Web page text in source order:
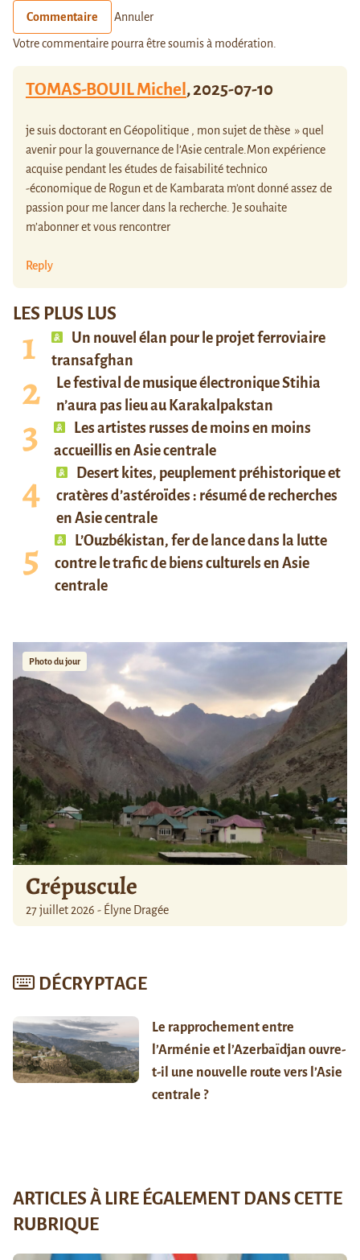
LES PLUS LUS
Un nouvel élan pour le projet ferroviaire
transafghan
Le festival de musique électronique Stihia
n’aura pas lieu au Karakalpakstan
Les artistes russes de moins en moins
accueillis en Asie centrale
Desert kites, peuplement préhistorique et
cratères d’astéroïdes : résumé de recherches
en Asie centrale
L’Ouzbékistan, fer de lance dans la lutte
contre le trafic de biens culturels en Asie
centrale
Photo du jour
Crépuscule
27 juillet 2026 - Élyne Dragée
DÉCRYPTAGE
Le rapprochement entre
l’Arménie et l’Azerbaïdjan ouvre-
t-il une nouvelle route vers l’Asie
centrale ?
Commentaire Annuler
Votre commentaire pourra être soumis à modération.
TOMAS-BOUIL Michel,2025-07-10
je suis doctorant en Géopolitique , mon sujet de thèse » quel
avenir pour la gouvernance de l’Asie centrale.Mon expérience
acquise pendant les études de faisabilité technico
-économique de Rogun et de Kambarata m’ont donné assez de
passion pour me lancer dans la recherche. Je souhaite
m’abonner et vous rencontrer
Reply
ARTICLES À LIRE ÉGALEMENT DANS CETTE
RUBRIQUE